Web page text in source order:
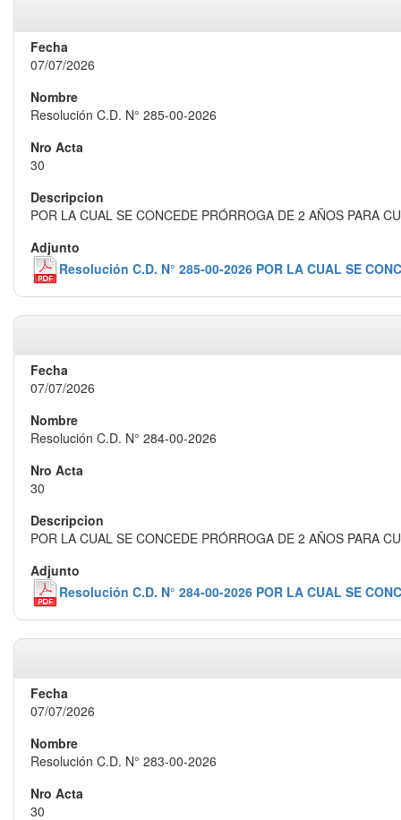
07/07/2026
Resolución C.D. N° 285-00-2026
30
POR LA CUAL SE CONCEDE PRÓRROGA DE 2 AÑOS PARA
Resolución C.D. N° 285-00-2026 POR LA CUAL SE
07/07/2026
Resolución C.D. N° 284-00-2026
30
POR LA CUAL SE CONCEDE PRÓRROGA DE 2 AÑOS PARA
Resolución C.D. N° 284-00-2026 POR LA CUAL SE
07/07/2026
Resolución C.D. N° 283-00-2026
30